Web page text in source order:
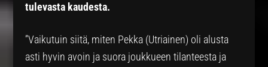
tulevasta kaudesta.
”Vaikutuin siitä, miten Pekka (Utriainen) oli alusta
asti hyvin avoin ja suora joukkueen tilanteesta ja